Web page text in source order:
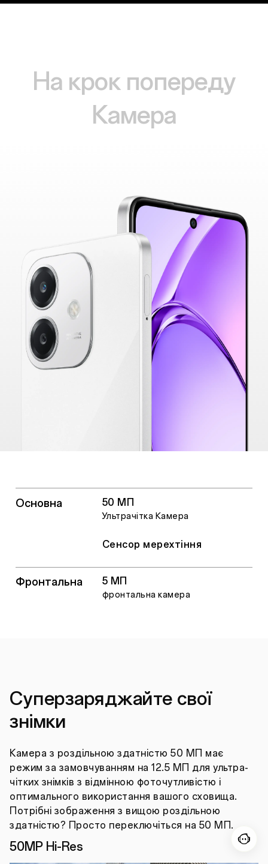
На крок попереду
Камера
Основна 50 МП
Ультрачітка Камера
Сенсор мерехтіння
Фронтальна 5 МП
фронтальна камера
Суперзаряджайте свої
знімки
Камера з роздільною здатністю 50 МП має
режим за замовчуванням на 12.5 МП для ультра-
чітких знімків з відмінною фоточутливістю і
оптимального використання вашого сховища.
Потрібні зображення з вищою роздільною
здатністю? Просто переключіться на 50 МП.
50MP Hi-Res